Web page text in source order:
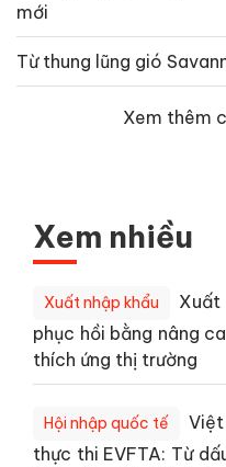
mới
Từ thung lũng gió
Xem thêm
Xem nhiều
Xuất nhập khẩu
Xuất
phục hồi bằng nâng
thích ứng thị trường
Hội nhập quốc tế
thực thi EVFTA: Từ